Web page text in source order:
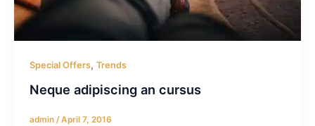
Special Offers, Trends
Neque adipiscing an cursus
admin /April 7, 2016